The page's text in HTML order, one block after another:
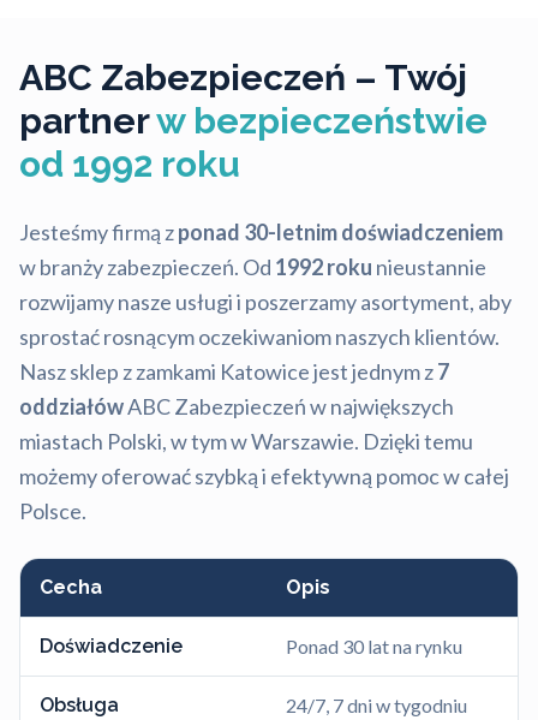
ABC Zabezpieczeń – Twój
partnerw bezpieczeństwie
od 1992 roku
Jesteśmy firmą zponad 30-letnim doświadczeniem
w branży zabezpieczeń. Od 1992 roku nieustannie
rozwijamy nasze usługi i poszerzamy asortyment, aby
sprostać rosnącym oczekiwaniom naszych klientów.
Nasz sklep z zamkami Katowice jest jednym z7
oddziałówABC Zabezpieczeń w największych
miastach Polski, w tym w Warszawie. Dzięki temu
możemy oferować szybką i efektywną pomoc w całej
Polsce.
Cecha Opis
Doświadczenie Ponad 30 lat na rynku
Obsługa 24/7, 7 dni w tygodniu